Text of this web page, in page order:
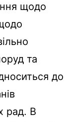
щодо
та
до
рад. В